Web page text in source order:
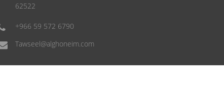
62522
+966 59 572 6790
Tawseel@alghoneim.com